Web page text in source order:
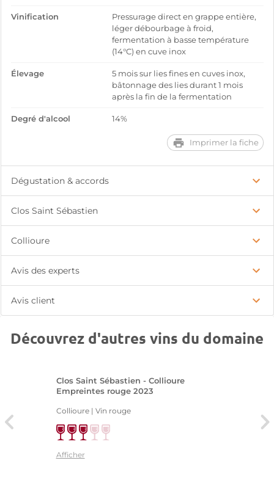
Vinification
Pressurage direct en grappe entière,
léger débourbage à froid,
fermentation à basse température
(14°C) en cuve inox
Élevage
5 mois sur lies fines en cuves inox,
bâtonnage des lies durant 1 mois
après la fin de la fermentation
Degré d'alcool 14%
Imprimer la fiche
Dégustation & accords
Clos Saint Sébastien
Collioure
Avis des experts
Avis client
Découvrez d'autres vins du domaine
Clos Saint Sébastien - Collioure
Empreintes rouge 2023
Collioure | Vin rouge
Afficher